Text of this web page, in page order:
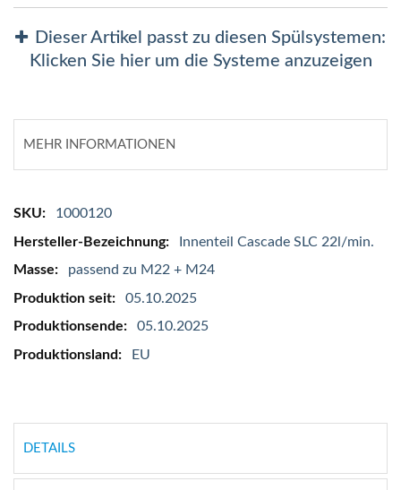
Dieser Artikel passt zu diesen Spülsystemen:
Klicken Sie hier um die Systeme anzuzeigen
MEHR INFORMATIONEN
Mehr
Informationen
1000120
Innenteil Cascade SLC 22l/min.
passend zu M22 + M24
05.10.2025
05.10.2025
EU
DETAILS